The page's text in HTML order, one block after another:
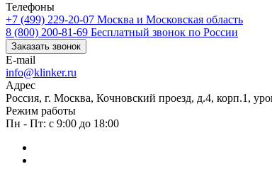
Телефоны
+7 (499) 229-20-07 Москва и Московская область
8 (800) 200-81-69 Бесплатный звонок по России
Заказать звонок
E-mail
info@klinker.ru
Адрес
Россия, г. Москва, Кочновский проезд, д.4, корп.1,
Режим работы
Пн - Пт: с 9:00 до 18:00